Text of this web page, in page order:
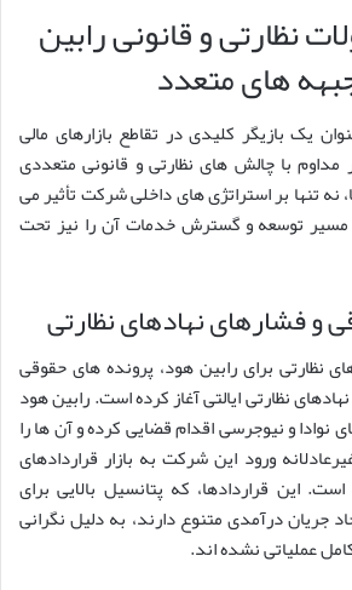
نظارتی و قانونی رابین
های متعدد
یک بازیگر کلیدی در تقاطع بازارهای مالی
مداوم با چالش های نظارتی و قانونی متعددی
تنها بر استراتژی های داخلی شرکت تأثیر می
مسیر توسعه و گسترش خدمات آن را نیز تحت
و فشارهای نهادهای نظارتی
نظارتی برای رابین هود، پرونده های حقوقی
نظارتی ایالتی آغاز کرده است. رابین هود
نوادا و نیوجرسی اقدام قضایی کرده و آن ها را
ورود این شرکت به بازار قراردادهای
این قراردادها، که پتانسیل بالایی برای
جریان درآمدی متنوع دارند، به دلیل نگرانی
عملیاتی نشده اند.